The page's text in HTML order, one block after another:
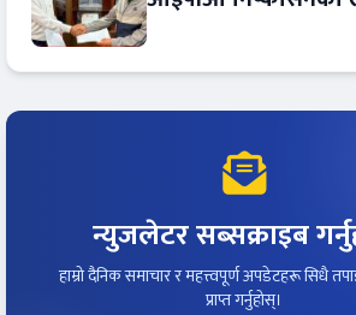
न्युजलेटर सब्सक्राइब
हाम्रो दैनिक समाचार र महत्त्वपूर्ण अपडेटहरू सिधै
प्राप्त गर्नुहोस्।